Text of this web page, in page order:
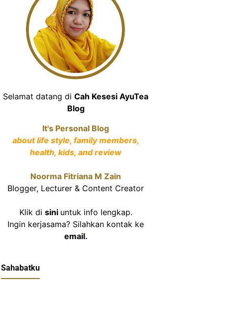
Selamat datang di Cah Kesesi AyuTea
Blog
It's Personal Blog
about life style, family members,
health, kids, and review
Noorma Fitriana M Zain
Blogger, Lecturer & Content Creator
Klik di sini untuk info lengkap.
Ingin kerjasama? Silahkan kontak ke
email.
Sahabatku